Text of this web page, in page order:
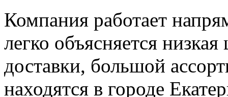
Компания работает
легко объясняется
доставки, большой
находятся в городе